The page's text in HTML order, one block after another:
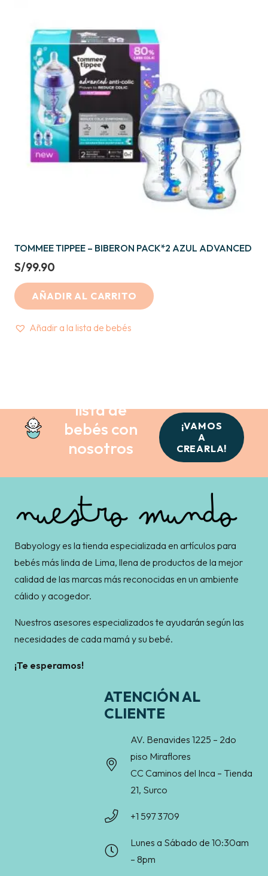
TOMMEE TIPPEE – BIBERON PACK*2 AZUL ADVANCED
S/99.90
AÑADIR AL CARRITO
Añadir a la lista de bebés
lista de
bebés con
nosotros
¡VAMOS
A
CREARLA!
Babyology es la tienda especializada en artículos para
bebés más linda de Lima, llena de productos de la mejor
calidad de las marcas más reconocidas en un ambiente
cálido y acogedor.
Nuestros asesores especializados te ayudarán según las
necesidades de cada mamá y su bebé.
¡Te esperamos!
ATENCIÓN AL
CLIENTE
AV. Benavides 1225 – 2do
piso Miraflores
CC Caminos del Inca – Tienda
21, Surco
+1 597 3709
Lunes a Sábado de 10:30am
– 8pm